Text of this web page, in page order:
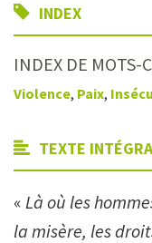
INDEX
INDEX DE MOTS-
Violence, Paix,
TEXTE
« Là où les
la misère, les